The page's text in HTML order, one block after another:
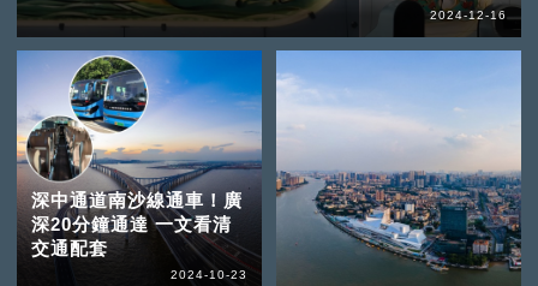
2024-12-16
深中通道南沙線通車！廣
深20分鐘通達 一文看清
交通配套
2024-10-23